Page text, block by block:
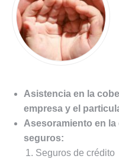
Asistencia en la
empresa y el
Asesoramiento en
seguros:
Seguros de crédito